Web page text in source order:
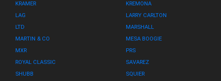
KRAMER
KREMONA
LAG
LARRY CARLTON
LTD
MARSHALL
MARTIN & CO
MESA BOOGIE
MXR
PRS
ROYAL CLASSIC
SAVAREZ
SHUBB
SQUIER